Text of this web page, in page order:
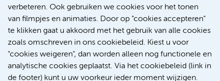
verbeteren. Ook gebruiken we cookies voor het tonen
van filmpjes en animaties. Door op "cookies accepteren"
te klikken gaat u akkoord met het gebruik van alle cookies
zoals omschreven in ons cookiebeleid. Kiest u voor
"cookies weigeren", dan worden alleen nog functionele en
analytische cookies geplaatst. Via het cookiebeleid (link in
de footer) kunt u uw voorkeur ieder moment wijzigen.
Meer